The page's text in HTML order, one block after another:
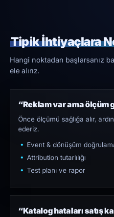
Tipik İhtiyaçlara
Hangi noktadan başlarsanız
ele alırız.
“Reklam var ama ölçüm
Önce ölçümü sağlığa alır,
ederiz.
Event & dönüşüm
Attribution tutarlılığı
Test planı ve rapor
“Katalog hataları satış